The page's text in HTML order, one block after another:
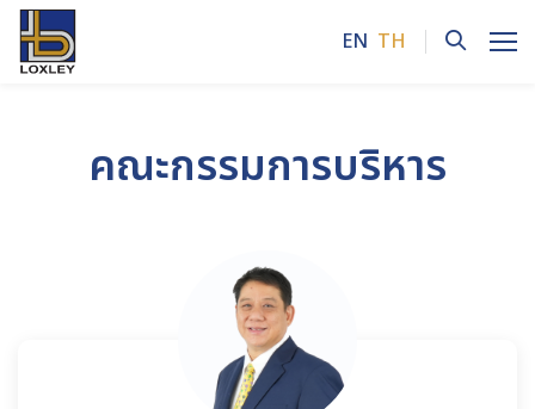
EN TH
คณะกรรมการบริหาร